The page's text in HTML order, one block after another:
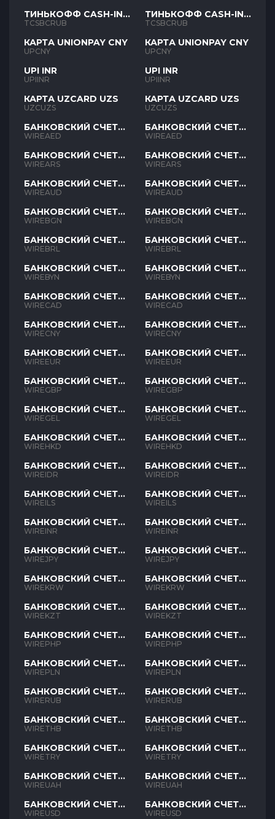
ТИНЬКОФФ CASH-IN
RUB
TCSBCRUB
КАРТА UNIONPAY CNY
UPCNY
UPI INR
UPIINR
КАРТА UZCARD UZS
UZCUZS
БАНКОВСКИЙ СЧЕТ
AED
WIREAED
БАНКОВСКИЙ СЧЕТ
ARS
WIREARS
БАНКОВСКИЙ СЧЕТ
AUD
WIREAUD
БАНКОВСКИЙ СЧЕТ
BGN
WIREBGN
БАНКОВСКИЙ СЧЕТ
BRL
WIREBRL
БАНКОВСКИЙ СЧЕТ
BYN
WIREBYN
БАНКОВСКИЙ СЧЕТ
CAD
WIRECAD
БАНКОВСКИЙ СЧЕТ
CNY
WIRECNY
БАНКОВСКИЙ СЧЕТ
EUR
WIREEUR
БАНКОВСКИЙ СЧЕТ
GBP
WIREGBP
БАНКОВСКИЙ СЧЕТ
GEL
WIREGEL
БАНКОВСКИЙ СЧЕТ
HKD
WIREHKD
БАНКОВСКИЙ СЧЕТ
IDR
WIREIDR
БАНКОВСКИЙ СЧЕТ
ILS
WIREILS
БАНКОВСКИЙ СЧЕТ
INR
WIREINR
БАНКОВСКИЙ СЧЕТ
JPY
WIREJPY
БАНКОВСКИЙ СЧЕТ
KRW
WIREKRW
БАНКОВСКИЙ СЧЕТ
KZT
WIREKZT
БАНКОВСКИЙ СЧЕТ
PHP
WIREPHP
БАНКОВСКИЙ СЧЕТ
PLN
WIREPLN
БАНКОВСКИЙ СЧЕТ
RUB
WIRERUB
БАНКОВСКИЙ СЧЕТ
THB
WIRETHB
БАНКОВСКИЙ СЧЕТ
TRY
WIRETRY
БАНКОВСКИЙ СЧЕТ
UAH
WIREUAH
БАНКОВСКИЙ СЧЕТ
USD
WIREUSD
ТИНЬКОФФ CASH-IN
RUB
TCSBCRUB
КАРТА UNIONPAY CNY
UPCNY
UPI INR
UPIINR
КАРТА UZCARD UZS
UZCUZS
БАНКОВСКИЙ СЧЕТ
AED
WIREAED
БАНКОВСКИЙ СЧЕТ
ARS
WIREARS
БАНКОВСКИЙ СЧЕТ
AUD
WIREAUD
БАНКОВСКИЙ СЧЕТ
BGN
WIREBGN
БАНКОВСКИЙ СЧЕТ
BRL
WIREBRL
БАНКОВСКИЙ СЧЕТ
BYN
WIREBYN
БАНКОВСКИЙ СЧЕТ
CAD
WIRECAD
БАНКОВСКИЙ СЧЕТ
CNY
WIRECNY
БАНКОВСКИЙ СЧЕТ
EUR
WIREEUR
БАНКОВСКИЙ СЧЕТ
GBP
WIREGBP
БАНКОВСКИЙ СЧЕТ
GEL
WIREGEL
БАНКОВСКИЙ СЧЕТ
HKD
WIREHKD
БАНКОВСКИЙ СЧЕТ
IDR
WIREIDR
БАНКОВСКИЙ СЧЕТ
ILS
WIREILS
БАНКОВСКИЙ СЧЕТ
INR
WIREINR
БАНКОВСКИЙ СЧЕТ
JPY
WIREJPY
БАНКОВСКИЙ СЧЕТ
KRW
WIREKRW
БАНКОВСКИЙ СЧЕТ
KZT
WIREKZT
БАНКОВСКИЙ СЧЕТ
PHP
WIREPHP
БАНКОВСКИЙ СЧЕТ
PLN
WIREPLN
БАНКОВСКИЙ СЧЕТ
RUB
WIRERUB
БАНКОВСКИЙ СЧЕТ
THB
WIRETHB
БАНКОВСКИЙ СЧЕТ
TRY
WIRETRY
БАНКОВСКИЙ СЧЕТ
UAH
WIREUAH
БАНКОВСКИЙ СЧЕТ
USD
WIREUSD